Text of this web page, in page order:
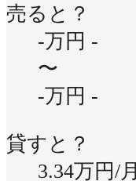
売ると？
-万円 -
〜
-万円 -
貸すと？
3.34万円/月